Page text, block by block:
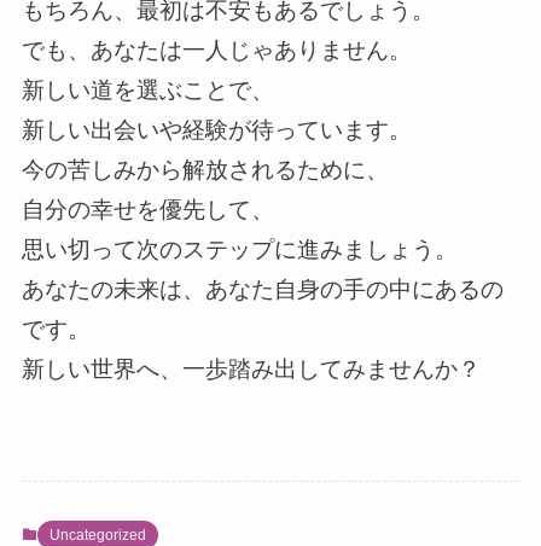
もちろん、最初は不安もあるでしょう。
でも、あなたは一人じゃありません。
新しい道を選ぶことで、
新しい出会いや経験が待っています。
今の苦しみから解放されるために、
自分の幸せを優先して、
思い切って次のステップに進みましょう。
あなたの未来は、あなた自身の手の中にあるの
です。
新しい世界へ、一歩踏み出してみませんか？
Uncategorized